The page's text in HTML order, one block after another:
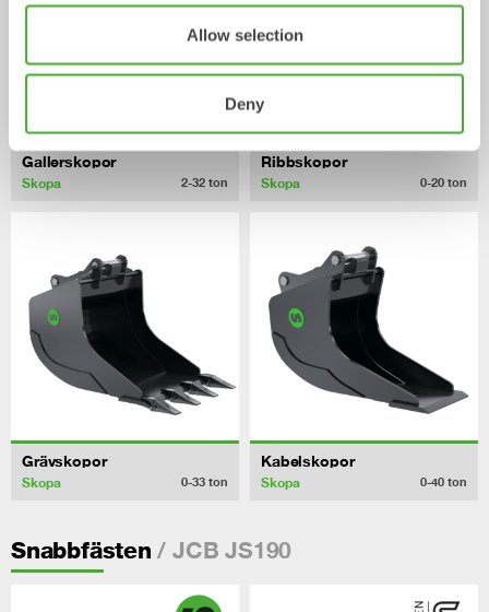
Allow selection
Deny
Gallerskopor
Skopa 2-32 ton
Ribbskopor
Skopa 0-20 ton
Grävskopor
Skopa 0-33 ton
Kabelskopor
Skopa 0-40 ton
Snabbfästen / JCB JS190